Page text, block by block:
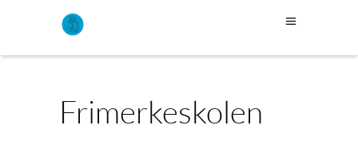
Frimerkeskolen